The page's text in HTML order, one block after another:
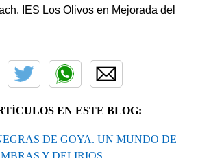
IES Los Olivos en Mejorada del
EN ESTE BLOG:
DE GOYA. UN MUNDO DE
Y DELIRIOS